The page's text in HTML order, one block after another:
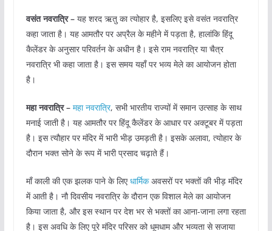
वसंत नवरात्रि –यह शरद ऋतु का त्योहार है, इसलिए इसे वसंत नवरात्रि
कहा जाता है। यह आमतौर पर अप्रैल के महीने में पड़ता है, हालांकि हिंदू
कैलेंडर के अनुसार परिवर्तन के अधीन है। इसे राम नवरात्रि या चैत्र
नवरात्रि भी कहा जाता है। इस समय यहाँ पर भव्य मेले का आयोजन होता
है।
महा नवरात्रि – महा नवरात्रि, सभी भारतीय राज्यों में समान उत्साह के साथ
मनाई जाती है। यह आमतौर पर हिंदू कैलेंडर के आधार पर अक्टूबर में पड़ता
है। इस त्यौहार पर मंदिर में भारी भीड़ उमड़ती है। इसके अलावा, त्योहार के
दौरान भक्त सोने के रूप में भारी प्रसाद चढ़ाते हैं।
माँ काली की एक झलक पाने के लिए धार्मिकअवसरों पर भक्तों की भीड़ मंदिर
में आती है। नौ दिवसीय नवरात्रि के दौरान एक विशाल मेले का आयोजन
किया जाता है, और इस स्थान पर देश भर से भक्तों का आना-जाना लगा रहता
है। इस अवधि के लिए पूरे मंदिर परिसर को धूमधाम और भव्यता से सजाया